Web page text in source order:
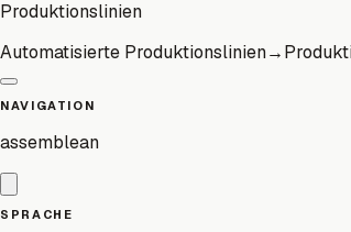
Produktionslinien
Automatisierte Produktionslinien→
NAVIGATION
assemblean
SPRACHE